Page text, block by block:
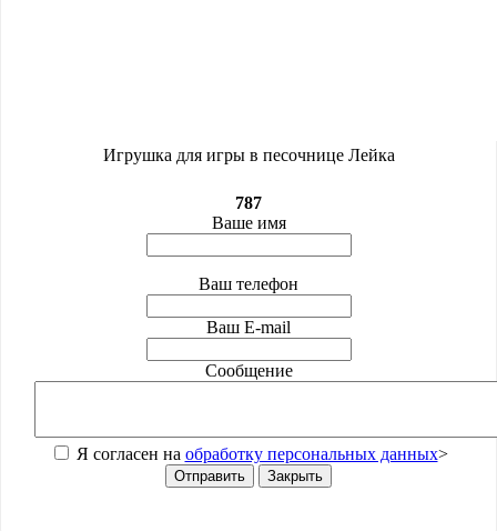
Игрушка для игры в песочнице Лейка
787
Ваше имя
Ваш телефон
Ваш E-mail
Сообщение
Я согласен на обработку персональных данных>
Отправить Закрыть